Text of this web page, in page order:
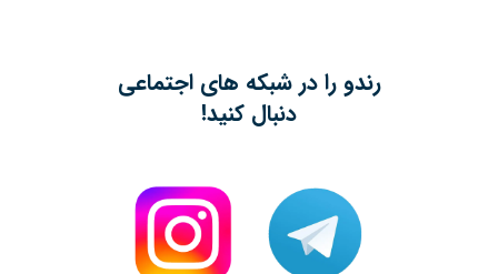
رندو را در شبکه های اجتماعی
دنبال کنید!